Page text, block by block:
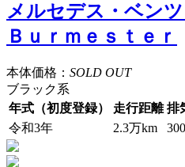
メルセデス・ベン
Ｂｕｒｍｅｓｔｅｒ
本体価格： SOLD OUT
ブラック系
年式（初度登録）
走行距離 排
令和3年
2.3万km